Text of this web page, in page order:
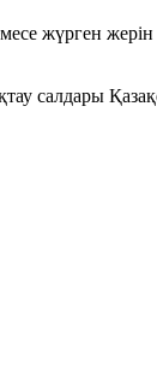
жүрген
салдары